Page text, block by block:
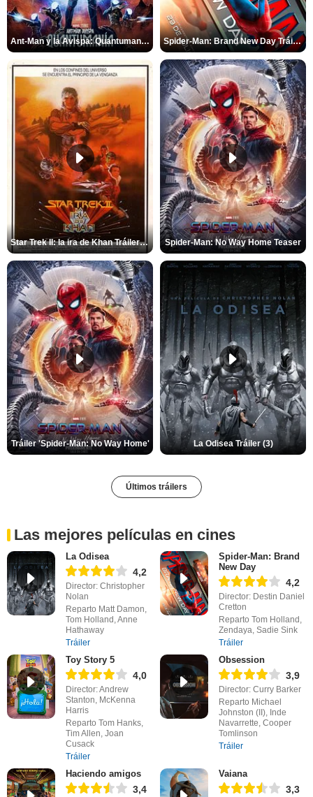
Ant-Man y la Avispa: Quantumanía Tráiler (2) Spider-Man: Brand New Day Tráiler (3)
Star Trek II: la ira de Khan Tráiler VO Spider-Man: No Way Home Teaser
Tráiler 'Spider-Man: No Way Home' La Odisea Tráiler (3)
Últimos tráilers
Las mejores películas en cines
La Odisea
4,2
Director: Christopher
Nolan
Reparto Matt Damon,
Tom Holland, Anne
Hathaway
Tráiler
Spider-Man: Brand
New Day
4,2
Director: Destin Daniel
Cretton
Reparto Tom Holland,
Zendaya, Sadie Sink
Tráiler
Toy Story 5
4,0
Director: Andrew
Stanton, McKenna
Harris
Reparto Tom Hanks,
Tim Allen, Joan
Cusack
Tráiler
Obsession
3,9
Director: Curry Barker
Reparto Michael
Johnston (II), Inde
Navarrette, Cooper
Tomlinson
Tráiler
Haciendo amigos
3,4
Vaiana
3,3